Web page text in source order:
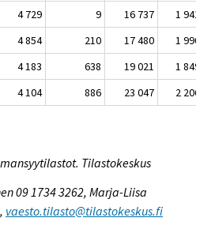
4 729 9 16 737
1 941
4 854 210 17 480
1 990
4 183 638 19 021
1 849
4 104 886 23 047 2 206
Tilastokeskus
09 1734 3262, Marja-Liisa
vaesto.tilasto@tilastokeskus.fi